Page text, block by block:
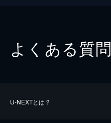
よくある質問
U-NEXTとは？